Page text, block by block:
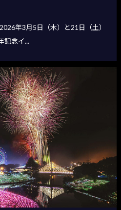
年3月5日（木）と21日（土）
記念イ...